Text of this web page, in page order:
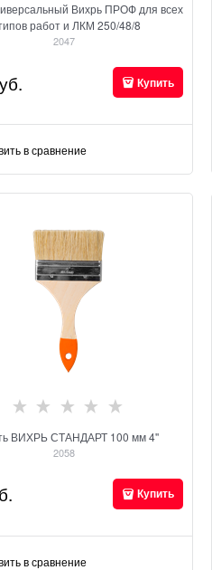
Вихрь ПРОФ для всех
работ и ЛКМ 250/48/8
2047
Купить
в сравнение
ВИХРЬ СТАНДАРТ 100 мм 4''
2058
Купить
в сравнение